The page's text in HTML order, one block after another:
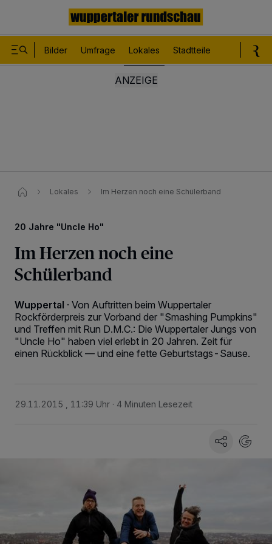
Bilder Umfrage Lokales Stadtteile
Lokales Im Herzen noch eine Schülerband
20 Jahre "Uncle Ho"
Im Herzen noch eine
Schülerband
Wuppertal · Von Auftritten beim Wuppertaler
Rockförderpreis zur Vorband der "Smashing Pumpkins"
und Treffen mit Run D.M.C.: Die Wuppertaler Jungs von
"Uncle Ho" haben viel erlebt in 20 Jahren. Zeit für
einen Rückblick — und eine fette Geburtstags-Sause.
29.11.2015 , 11:39 Uhr 4 Minuten Lesezeit